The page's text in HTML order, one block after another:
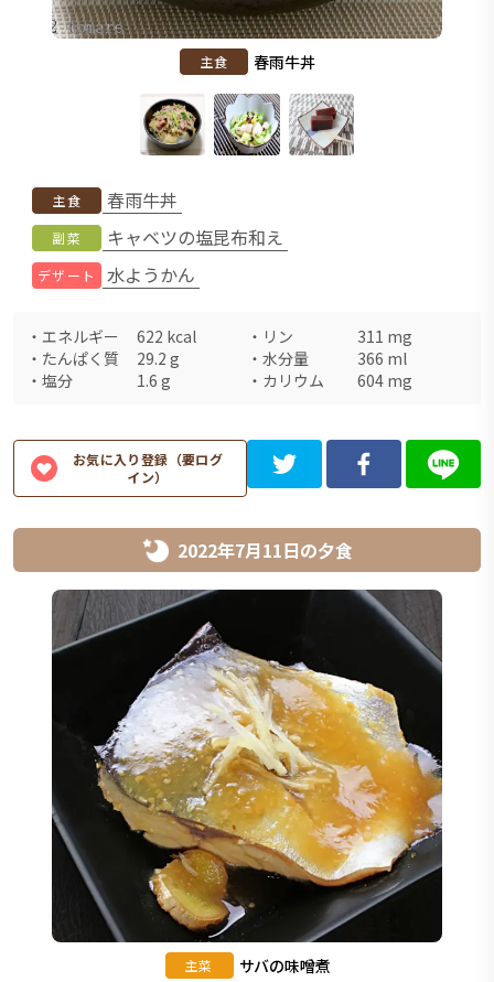
主食 春雨牛丼
主食 春雨牛丼
副菜 キャベツの塩昆布和え
デザート 水ようかん
・ エネルギー 622 kcal ・ リン 311 mg
・ たんぱく質 29.2 g ・ 水分量 366 ml
・ 塩分 1.6 g ・ カリウム 604 mg
お気に入り登録（要ログ
イン）
2022年7月11日の夕食
主菜 サバの味噌煮